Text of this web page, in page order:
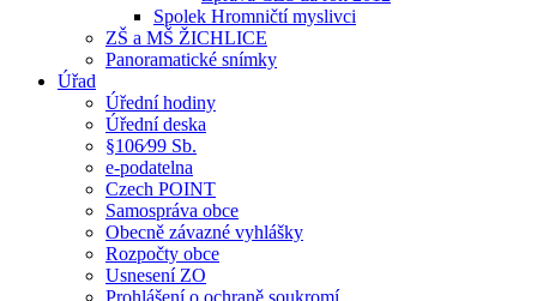
Spolek Hromničtí myslivci
ZŠ a MŠ ŽICHLICE
Panoramatické snímky
Úřad
Úřední hodiny
Úřední deska
§106⁄99 Sb.
e-podatelna
Czech POINT
Samospráva obce
Obecně závazné vyhlášky
Rozpočty obce
Usnesení ZO
Prohlášení o ochraně soukromí